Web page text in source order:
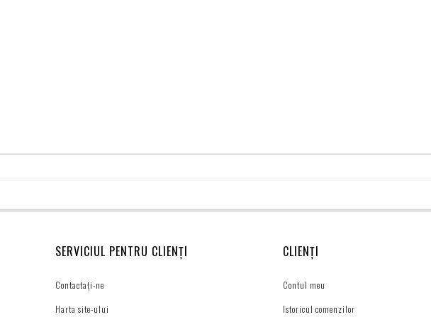
SERVICIUL PENTRU CLIENȚI
Contactați-ne
Harta site-ului
CLIENȚI
Contul meu
Istoricul comenzilor